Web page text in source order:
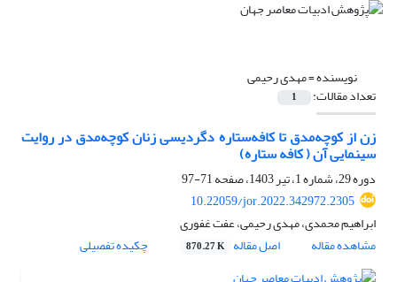
نویسنده =مهدی رحیمی
تعداد مقالات: 1
زن از کوچه‌مدق تا کافه‌ستاره دگردیسی زنان کوچه‌مدق در روایت
سینمایی آن ( کافه ستاره)
دوره 29، شماره 1، تیر 1403، صفحه
71-97
10.22059/jor.2022.342972.2305
ابراهیم محمدی، مهدی رحیمی، عفت غفوری
مشاهده مقاله
اصل مقاله 870.27 K چکیده تفصیلی